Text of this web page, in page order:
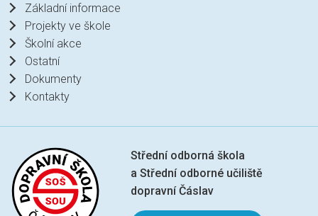
Základní informace
Projekty ve škole
Školní akce
Ostatní
Dokumenty
Kontakty
Střední odborná škola
a Střední odborné učiliště
dopravní Čáslav